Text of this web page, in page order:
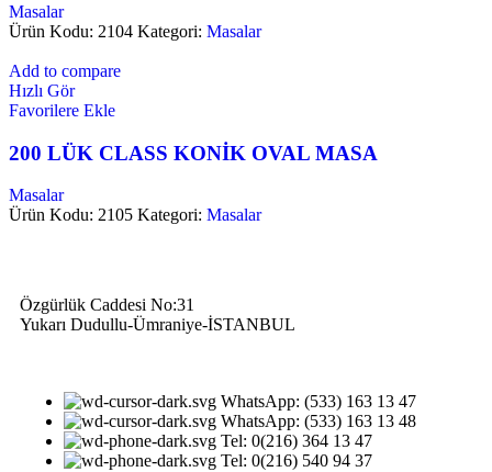
Masalar
Ürün Kodu: 2104 Kategori: Masalar
Add to compare
Hızlı Gör
Favorilere Ekle
200 LÜK CLASS KONİK OVAL MASA
Masalar
Ürün Kodu: 2105 Kategori: Masalar
Özgürlük Caddesi No:31
Yukarı Dudullu-Ümraniye-İSTANBUL
WhatsApp: (533) 163 13 47
WhatsApp: (533) 163 13 48
Tel: 0(216) 364 13 47
Tel: 0(216) 540 94 37